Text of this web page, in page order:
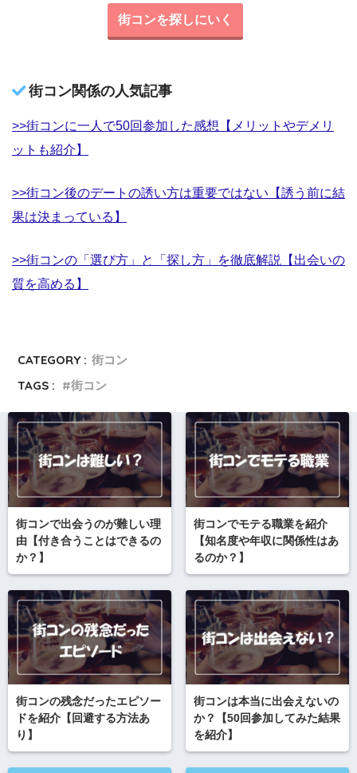
街コンを探しにいく
街コン関係の人気記事
>>街コンに一人で50回参加した感想【メリットやデメリ
ットも紹介】
>>街コン後のデートの誘い方は重要ではない【誘う前に結
果は決まっている】
>>街コンの「選び方」と「探し方」を徹底解説【出会いの
質を高める】
CATEGORY : 街コン
TAGS :
街コン
街コンで出会うのが難しい理
由【付き合うことはできるの
か？】
街コンでモテる職業を紹介
【知名度や年収に関係性はあ
るのか？】
街コンの残念だったエピソー
ドを紹介【回避する方法あ
り】
街コンは本当に出会えないの
か？【50回参加してみた結果
を紹介】